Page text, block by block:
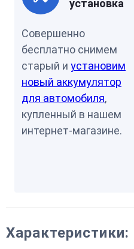
установка
Совершенно
бесплатно снимем
старый и установим
новый аккумулятор
для автомобиля,
купленный в нашем
интернет-магазине.
Характеристики: